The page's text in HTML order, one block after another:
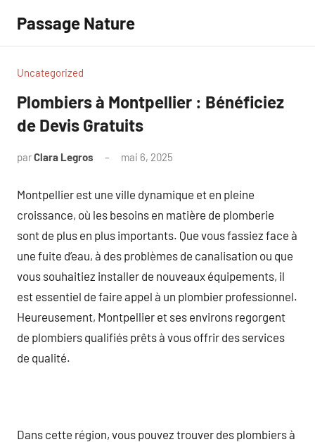
contenu
Passage Nature
Uncategorized
Plombiers à Montpellier : Bénéficiez
de Devis Gratuits
parClara Legros mai 6, 2025
Montpellier est une ville dynamique et en pleine
croissance, où les besoins en matière de plomberie
sont de plus en plus importants. Que vous fassiez face à
une fuite d’eau, à des problèmes de canalisation ou que
vous souhaitiez installer de nouveaux équipements, il
est essentiel de faire appel à un plombier professionnel.
Heureusement, Montpellier et ses environs regorgent
de plombiers qualifiés prêts à vous offrir des services
de qualité.
Dans cette région, vous pouvez trouver des plombiers à